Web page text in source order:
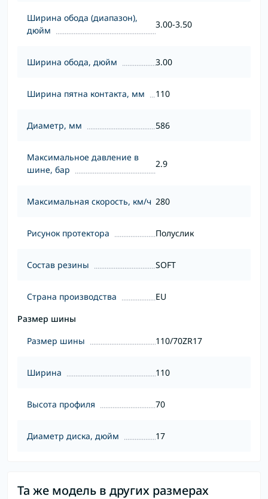
Ширина обода (диапазон),
дюйм
3.00-3.50
Ширина обода, дюйм 3.00
Ширина пятна контакта, мм 110
Диаметр, мм 586
Максимальное давление в
шине, бар
2.9
Максимальная скорость, км/ч 280
Рисунок протектора Полуслик
Состав резины SOFT
Страна производства
EU
Размер шины
Размер шины
110/70ZR17
Ширина 110
Высота профиля 70
Диаметр диска, дюйм 17
Та же модель в других размерах